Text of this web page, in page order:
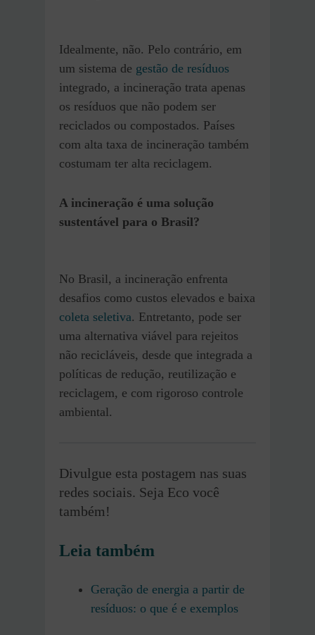
Idealmente, não. Pelo contrário, em
um sistema de gestão de resíduos
integrado, a incineração trata apenas
os resíduos que não podem ser
reciclados ou compostados. Países
com alta taxa de incineração também
costumam ter alta reciclagem.
A incineração é uma solução
sustentável para o Brasil?
No Brasil, a incineração enfrenta
desafios como custos elevados e baixa
coleta seletiva. Entretanto, pode ser
uma alternativa viável para rejeitos
não recicláveis, desde que integrada a
políticas de redução, reutilização e
reciclagem, e com rigoroso controle
ambiental.
Divulgue esta postagem nas suas
redes sociais. Seja Eco você
também!
Leia também
Geração de energia a partir de
resíduos: o que é e exemplos